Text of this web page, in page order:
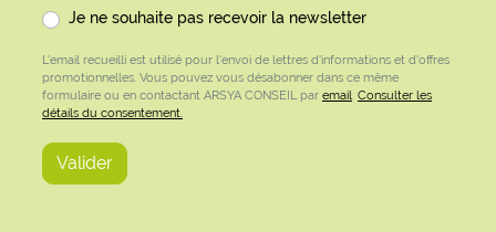
Je ne souhaite pas recevoir la newsletter
L'email recueilli est utilisé pour l'envoi de lettres d'informations et d'offres
promotionnelles. Vous pouvez vous désabonner dans ce même
formulaire ou en contactant ARSYA CONSEIL par email
Consulter les
détails du consentement.